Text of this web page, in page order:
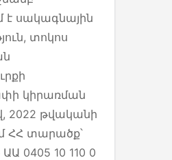
է սակագնային
տոկոս
կիրառման
2022 թվականի
ՀՀ տարածք՝
0405 10 110 0